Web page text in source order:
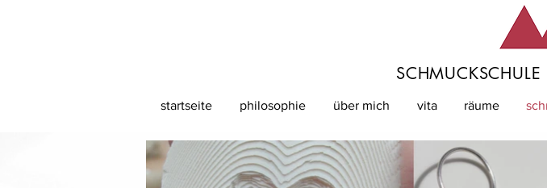
SCHMUCKSCHULE
startseite philosophie über mich vita räume